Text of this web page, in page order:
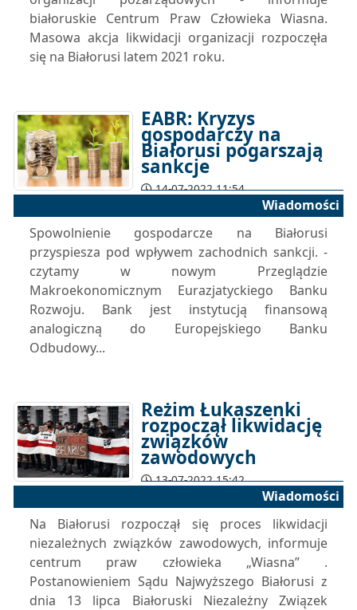
białoruskie Centrum Praw Człowieka Wiasna.
Masowa akcja likwidacji organizacji rozpoczęła
się na Białorusi latem 2021 roku.
EABR: Kryzys
gospodarczy na
Białorusi pogarszają
sankcje
14-07-2022 11:54
Wiadomości
Spowolnienie gospodarcze na Białorusi
przyspiesza pod wpływem zachodnich sankcji. -
czytamy w nowym Przeglądzie
Makroekonomicznym Eurazjatyckiego Banku
Rozwoju. Bank jest instytucją finansową
analogiczną do Europejskiego Banku
Odbudowy...
Reżim Łukaszenki
rozpoczął likwidację
związków
zawodowych
13-07-2022 15:42
Wiadomości
Na Białorusi rozpoczął się proces likwidacji
niezależnych związków zawodowych, informuje
centrum praw człowieka „Wiasna” .
Postanowieniem Sądu Najwyższego Białorusi z
dnia 13 lipca Białoruski Niezależny Związek